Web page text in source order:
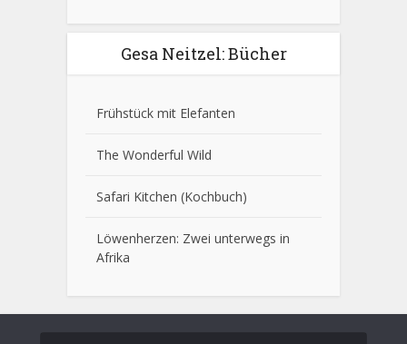
Gesa Neitzel: Bücher
Frühstück mit Elefanten
The Wonderful Wild
Safari Kitchen (Kochbuch)
Löwenherzen: Zwei unterwegs in
Afrika